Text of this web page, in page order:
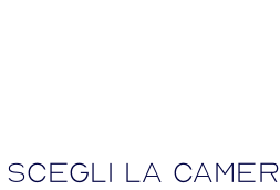
Scegli la